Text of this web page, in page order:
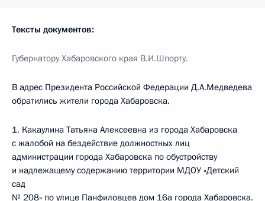
Тексты документов:
Губернатору Хабаровского края В.И.Шпорту.
В адрес Президента Российской Федерации Д.А.Медведева
обратились жители города Хабаровска.
1. Какаулина Татьяна Алексеевна из города Хабаровска
с жалобой на бездействие должностных лиц
администрации города Хабаровска по обустройству
и надлежащему содержанию территории МДОУ «Детский
сад
№ 208» по улице Панфиловцев дом 16а города Хабаровска.